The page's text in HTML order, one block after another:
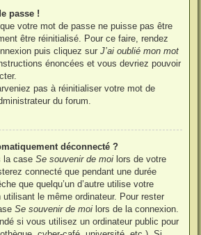
passe !
votre mot de passe ne puisse pas être
être réinitialisé. Pour ce faire, rendez
puis cliquez sur J’ai oublié mon mot
énoncées et vous devriez pouvoir
pas à réinitialiser votre mot de
du forum.
déconnecté ?
la case Se souvenir de moi lors de votre
connecté que pendant une durée
que quelqu’un d’autre utilise votre
le même ordinateur. Pour rester
Se souvenir de moi lors de la connexion.
si vous utilisez un ordinateur public pour